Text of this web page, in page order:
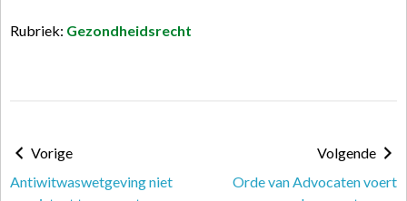
Rubriek: Gezondheidsrecht
Vorige
Antiwitwaswetgeving niet
Volgende
Orde van Advocaten voert